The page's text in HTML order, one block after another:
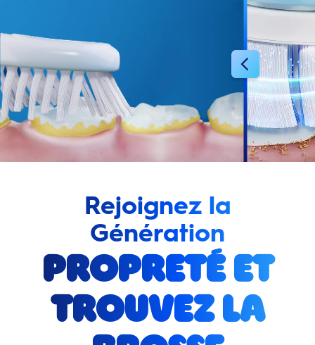
Rejoignez la
Génération
Propreté et
trouvez la